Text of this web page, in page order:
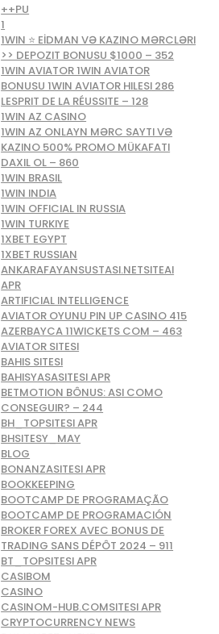
++PU
1
1WIN ⭐ EİDMAN VƏ KAZINO MƏRCLƏRI
>> DEPOZIT BONUSU $1000 – 352
1WIN AVIATOR 1WIN AVIATOR
BONUSU 1WIN AVIATOR HILESI 286
LESPRIT DE LA RÉUSSITE – 128
1WIN AZ CASINO
1WIN AZ ONLAYN MƏRC SAYTI VƏ
KAZINO 500% PROMO MÜKAFATI
DAXIL OL – 860
1WIN BRASIL
1WIN INDIA
1WIN OFFICIAL IN RUSSIA
1WIN TURKIYE
1XBET EGYPT
1XBET RUSSIAN
ANKARAFAYANSUSTASI.NETSITEAI
APR
ARTIFICIAL INTELLIGENCE
AVIATOR OYUNU PIN UP CASINO 415
AZERBAYCA 11WICKETS COM – 463
AVIATOR SITESI
BAHIS SITESI
BAHISYASASITESI APR
BETMOTION BÔNUS: ASI COMO
CONSEGUIR? – 244
BH_TOPSITESI APR
BHSITESY_MAY
BLOG
BONANZASITESI APR
BOOKKEEPING
BOOTCAMP DE PROGRAMAÇÃO
BOOTCAMP DE PROGRAMACIÓN
BROKER FOREX AVEC BONUS DE
TRADING SANS DÉPÔT 2024 – 911
BT_TOPSITESI APR
CASIBOM
CASINO
CASINOM-HUB.COMSITESI APR
CRYPTOCURRENCY NEWS